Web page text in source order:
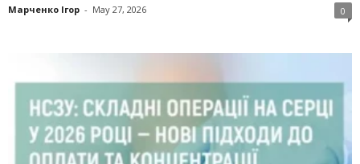
Марченко Ігор - May 27, 2026 0